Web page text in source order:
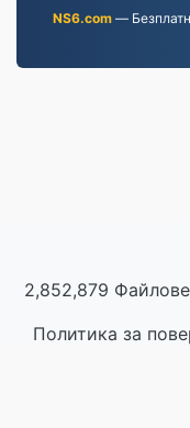
NS6.com —
2,852,879
Политика за